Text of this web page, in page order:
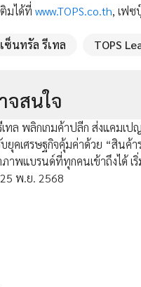
มได้ที่ www.TOPS.co.th, เฟซ
ซ็นทรัล รีเทล TOPS
จสนใจ